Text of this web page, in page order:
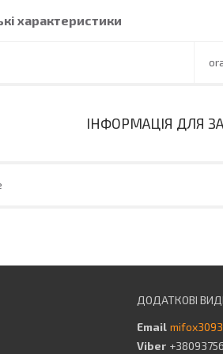
характеристики
ІНФОРМАЦІЯ ДЛЯ